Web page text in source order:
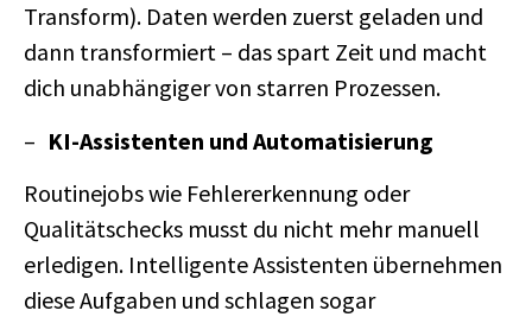
Transform). Daten werden zuerst geladen und
dann transformiert – das spart Zeit und macht
dich unabhängiger von starren Prozessen.
KI-Assistenten und Automatisierung
Routinejobs wie Fehlererkennung oder
Qualitätschecks musst du nicht mehr manuell
erledigen. Intelligente Assistenten übernehmen
diese Aufgaben und schlagen sogar